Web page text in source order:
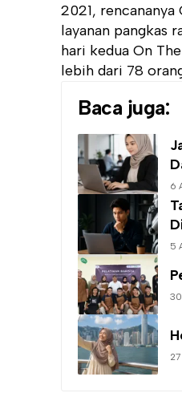
2021,
layanan pangkas
hari kedua On
lebih dari 78
Baca juga:
6
5